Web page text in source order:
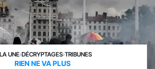
UNE›DÉCRYPTAGES›TRIBUNES
RIEN NE VA PLUS